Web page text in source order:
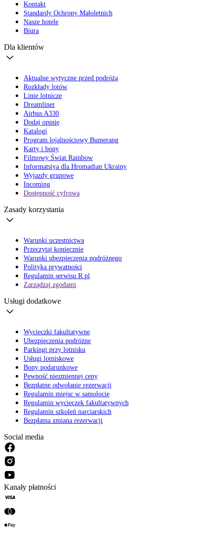
Kontakt
Standardy Ochrony Małoletnich
Nasze hotele
Biura
Dla klientów
Aktualne wytyczne przed podróżą
Rozkłady lotów
Linie lotnicze
Dreamliner
Airbus A330
Dodaj opinię
Katalogi
Program lojalnościowy Bumerang
Karty i bony
Filmowy Świat Rainbow
Informatsiya dla Hromadian Ukrainy
Wyjazdy grupowe
Incoming
Dostępność cyfrowa
Zasady korzystania
Warunki uczestnictwa
Przeczytaj koniecznie
Warunki ubezpieczenia podróżnego
Polityka prywatności
Regulamin serwisu R.pl
Zarządzaj zgodami
Usługi dodatkowe
Wycieczki fakultatywne
Ubezpieczenia podróżne
Parkingi przy lotnisku
Usługi lotniskowe
Bony podarunkowe
Pewność niezmiennej ceny
Bezpłatne odwołanie rezerwacji
Regulamin miejsc w samolocie
Regulamin wycieczek fakultatywnych
Regulamin szkoleń narciarskich
Bezpłatna zmiana rezerwacji
Social media
Kanały płatności